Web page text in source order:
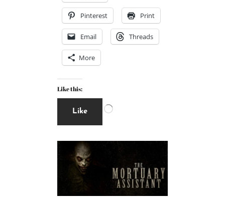
Pinterest Print
Email Threads
More
Like this:
Like